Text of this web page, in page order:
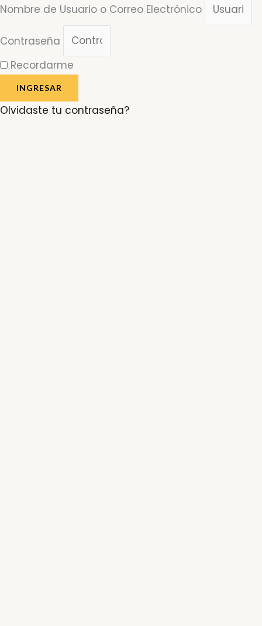
Nombre de Usuario o Correo Electrónico
Contraseña
Recordarme
INGRESAR
Olvidaste tu contraseña?